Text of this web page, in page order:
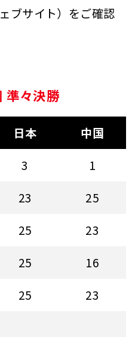
ブサイト）をご確認
々決勝
日本
中国
3
1
23
25
25
23
25
16
25
23